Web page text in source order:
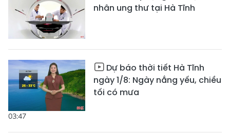
nhân ung thư tại Hà Tĩnh
03:47
Dự báo thời tiết Hà Tĩnh
ngày 1/8: Ngày nắng yếu, chiều
tối có mưa